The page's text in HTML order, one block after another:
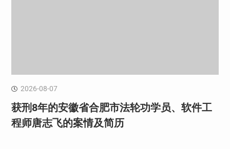
2026-08-07
获刑8年的安徽省合肥市法轮功学员、软件工
程师唐志飞的案情及简历